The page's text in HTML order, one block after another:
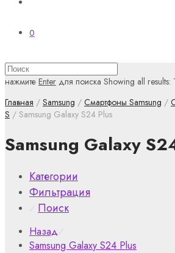
0
нажмите Enter для поиска Showing all results:
Главная / Samsung / Смартфоны Samsung /
S / Samsung Galaxy S24 Plus
Samsung Galaxy
Категории
Фильтрация
⁄ Поиск
Назад⁄
Samsung Galaxy S24 Plus